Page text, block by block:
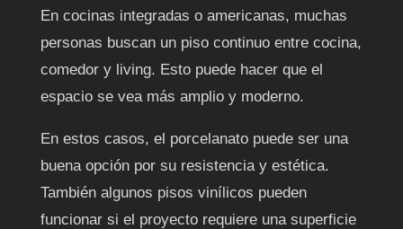
En cocinas integradas o americanas, muchas
personas buscan un piso continuo entre cocina,
comedor y living. Esto puede hacer que el
espacio se vea más amplio y moderno.
En estos casos, el porcelanato puede ser una
buena opción por su resistencia y estética.
También algunos pisos vinílicos pueden
funcionar si el proyecto requiere una superficie